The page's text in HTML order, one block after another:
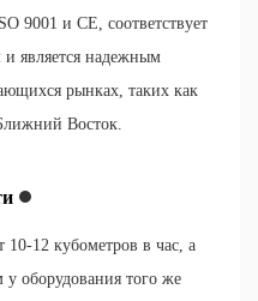
9001 и CE, соответствует
является надежным
рынках, таких как
Восток.
10-12 кубометров в час, а
оборудования того же